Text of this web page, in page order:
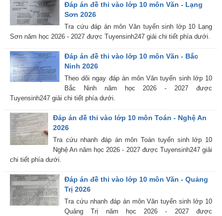
Đáp án đề thi vào lớp 10 môn Văn - Lạng
Sơn 2026
Tra cứu đáp án môn Văn tuyển sinh lớp 10 Lạng
Sơn năm học 2026 - 2027 được Tuyensinh247 giải chi tiết phía dưới.
Đáp án đề thi vào lớp 10 môn Văn - Bắc
Ninh 2026
Theo dõi ngay đáp án môn Văn tuyển sinh lớp 10
Bắc Ninh năm học 2026 - 2027 được
Tuyensinh247 giải chi tiết phía dưới.
Đáp án đề thi vào lớp 10 môn Toán - Nghệ An
2026
Tra cứu nhanh đáp án môn Toán tuyển sinh lớp 10
Nghệ An năm học 2026 - 2027 được Tuyensinh247 giải
chi tiết phía dưới.
Đáp án đề thi vào lớp 10 môn Văn - Quảng
Trị 2026
Tra cứu nhanh đáp án môn Văn tuyển sinh lớp 10
Quảng Trị năm học 2026 - 2027 được